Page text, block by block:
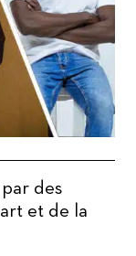
des
et de la